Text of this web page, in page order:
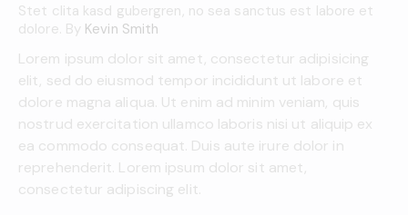
Stet clita kasd gubergren, no sea sanctus est labore et
dolore. By Kevin Smith
Lorem ipsum dolor sit amet, consectetur adipisicing
elit, sed do eiusmod tempor incididunt ut labore et
dolore magna aliqua. Ut enim ad minim veniam, quis
nostrud exercitation ullamco laboris nisi ut aliquip ex
ea commodo consequat. Duis aute irure dolor in
reprehenderit. Lorem ipsum dolor sit amet,
consectetur adipiscing elit.